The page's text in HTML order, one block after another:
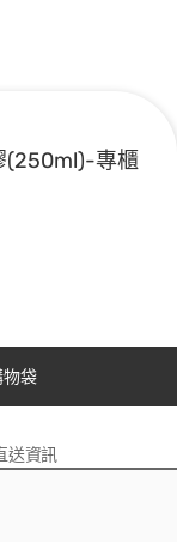
(250ml)-專櫃
袋
送資訊